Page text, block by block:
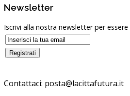
Newsletter
Iscrivi alla nostra newsletter per
Contattaci: posta@lacittafutura.it